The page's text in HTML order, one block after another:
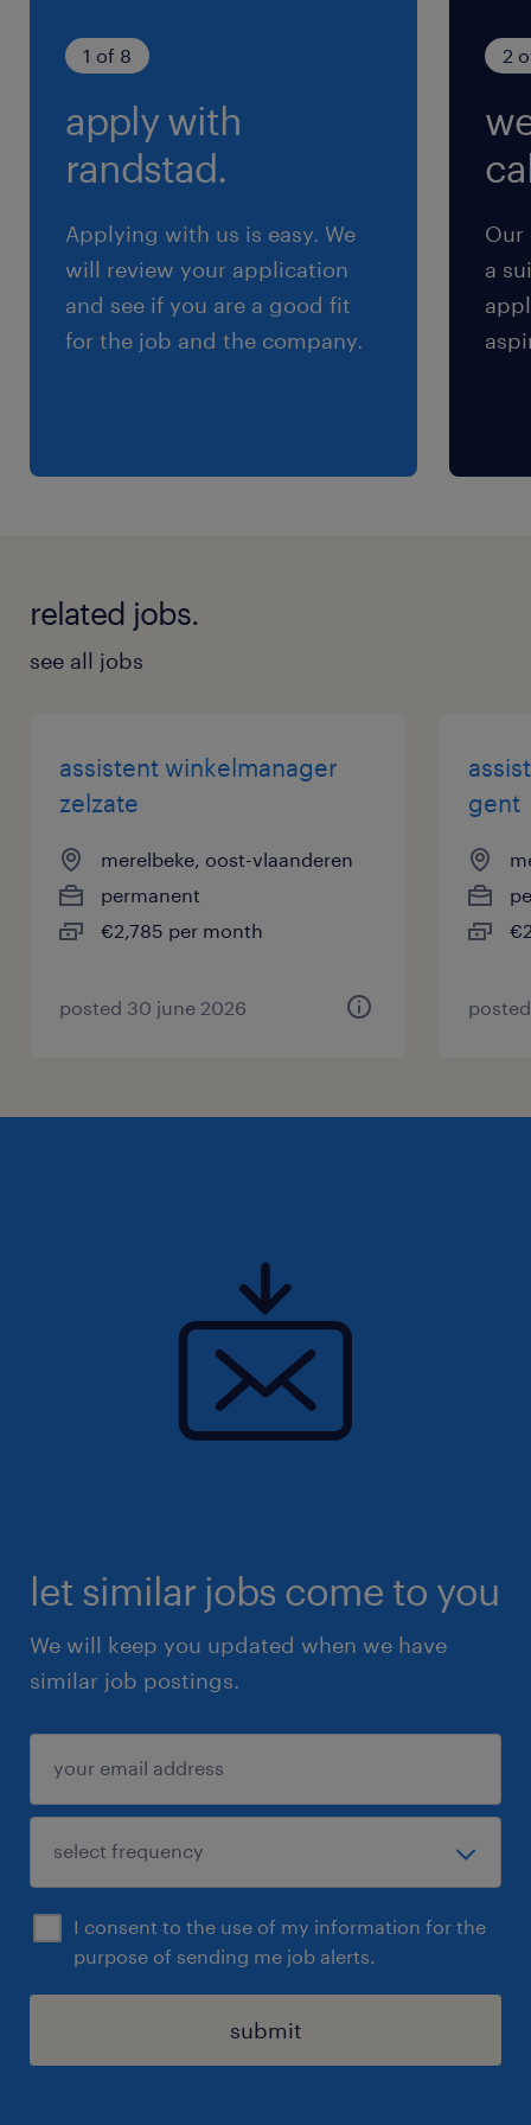
1 of 8
apply with
randstad.
Applying with us is easy. We
will review your application
and see if you are a good fit
for the job and the company.
2
Our
a
related jobs.
see all jobs
assistent winkelmanager
zelzate
merelbeke, oost-vlaanderen
permanent
€2,785 per month
posted 30 june 2026
gent
let similar jobs come to you
We will keep you updated when we have
similar job postings.
I consent to the use of my information for the
purpose of sending me job alerts.
submit